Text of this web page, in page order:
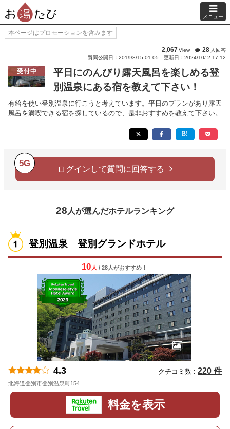
メニュー
本ページはプロモーションを含みます
2,067View 28 人回答
質問公開日：2019/8/15 01:05
更新日：2024/10/ 2 17:12
受付中
平日にのんびり露天風呂を楽しめる登
別温泉にある宿を教えて下さい！
有給を使い登別温泉に行こうと考えています。平日のプランがあり露天
風呂を満喫できる宿を探しているので、是非おすすめを教えて下さい。
5G
ログインして質問に回答する
28 人が選んだホテルランキング
登別温泉 登別グランドホテル
10 人 / 28人がおすすめ！
4.3 クチコミ数 : 220 件
北海道登別市登別温泉町154
料金を表示